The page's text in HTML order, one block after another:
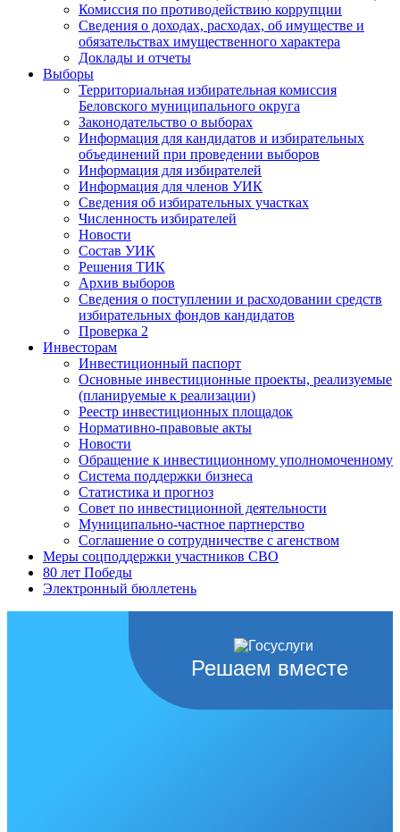
Комиссия по противодействию коррупции
Сведения о доходах, расходах, об имуществе и
обязательствах имущественного характера
Доклады и отчеты
Выборы
Территориальная избирательная комиссия
Беловского муниципального округа
Законодательство о выборах
Информация для кандидатов и избирательных
объединений при проведении выборов
Информация для избирателей
Информация для членов УИК
Сведения об избирательных участках
Численность избирателей
Новости
Состав УИК
Решения ТИК
Архив выборов
Сведения о поступлении и расходовании средств
избирательных фондов кандидатов
Проверка 2
Инвесторам
Инвестиционный паспорт
Основные инвестиционные проекты, реализуемые
(планируемые к реализации)
Реестр инвестиционных площадок
Нормативно-правовые акты
Новости
Обращение к инвестиционному уполномоченному
Система поддержки бизнеса
Статистика и прогноз
Совет по инвестиционной деятельности
Муниципально-частное партнерство
Соглашение о сотрудничестве с агенством
Меры соцподдержки участников СВО
80 лет Победы
Электронный бюллетень
Решаем вместе